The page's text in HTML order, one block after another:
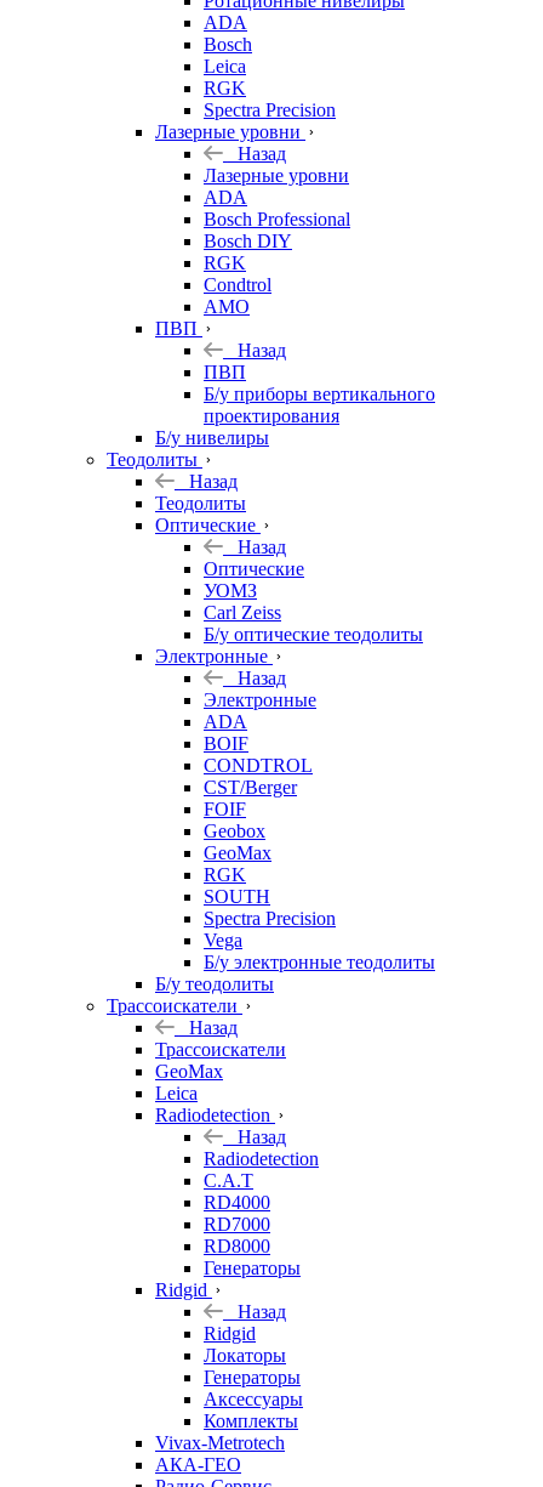
ADA
Bosch
Leica
RGK
Spectra Precision
Лазерные уровни
Назад
Лазерные уровни
ADA
Bosch Professional
Bosch DIY
RGK
Condtrol
AMO
ПВП
Назад
ПВП
Б/у приборы вертикального
проектирования
Б/у нивелиры
Теодолиты
Назад
Теодолиты
Оптические
Назад
Оптические
УОМЗ
Carl Zeiss
Б/у оптические теодолиты
Электронные
Назад
Электронные
ADA
BOIF
CONDTROL
CST/Berger
FOIF
Geobox
GeoMax
RGK
SOUTH
Spectra Precision
Vega
Б/у электронные теодолиты
Б/у теодолиты
Трассоискатели
Назад
Трассоискатели
GeoMax
Leica
Radiodetection
Назад
Radiodetection
C.A.T
RD4000
RD7000
RD8000
Генераторы
Ridgid
Назад
Ridgid
Локаторы
Генераторы
Аксессуары
Комплекты
Vivax-Metrotech
АКА-ГЕО